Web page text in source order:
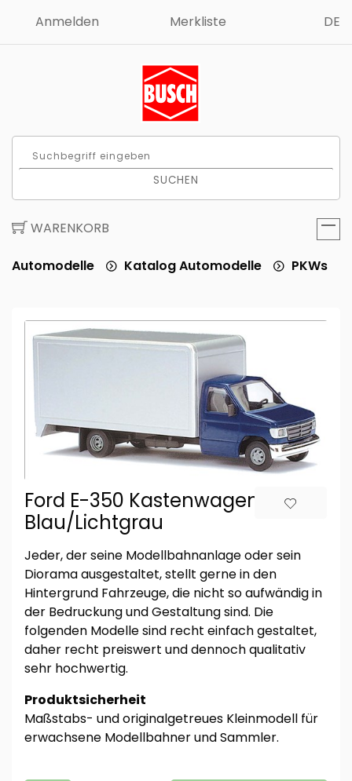
Anmelden Merkliste DE
SUCHEN
WARENKORB
Automodelle Katalog Automodelle PKWs
Ford E-350 Kastenwagen,
Blau/Lichtgrau
Jeder, der seine Modellbahnanlage oder sein
Diorama ausgestaltet, stellt gerne in den
Hintergrund Fahrzeuge, die nicht so aufwändig in
der Bedruckung und Gestaltung sind. Die
folgenden Modelle sind recht einfach gestaltet,
daher recht preiswert und dennoch qualitativ
sehr hochwertig.
Produktsicherheit
Maßstabs- und originalgetreues Kleinmodell für
erwachsene Modellbahner und Sammler.